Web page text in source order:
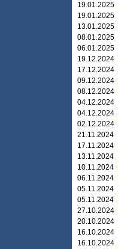
19.01.2025
19.01.2025
13.01.2025
08.01.2025
06.01.2025
19.12.2024
17.12.2024
09.12.2024
08.12.2024
04.12.2024
04.12.2024
02.12.2024
21.11.2024
17.11.2024
13.11.2024
10.11.2024
06.11.2024
05.11.2024
05.11.2024
27.10.2024
20.10.2024
16.10.2024
16.10.2024